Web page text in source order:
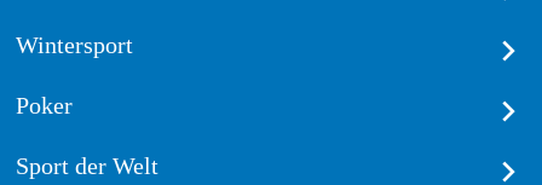
Wintersport
Poker
Sport der Welt